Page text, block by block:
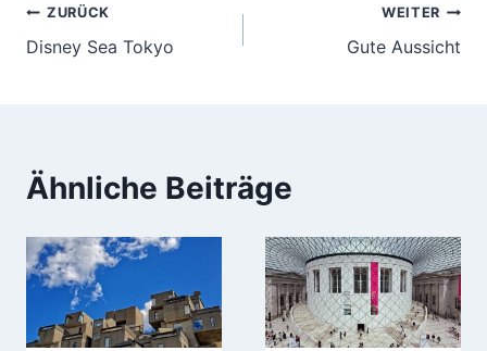
Beitragsnavigation
ZURÜCK
Disney Sea Tokyo
WEITER
Gute Aussicht
Ähnliche Beiträge